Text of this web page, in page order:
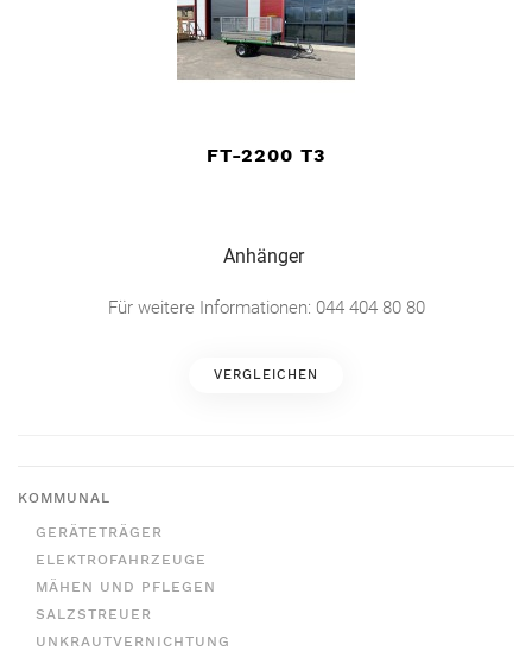
FT-2200 T3
Anhänger
Für weitere Informationen: 044 404 80 80
VERGLEICHEN
KOMMUNAL
GERÄTETRÄGER
ELEKTROFAHRZEUGE
MÄHEN UND PFLEGEN
SALZSTREUER
UNKRAUTVERNICHTUNG